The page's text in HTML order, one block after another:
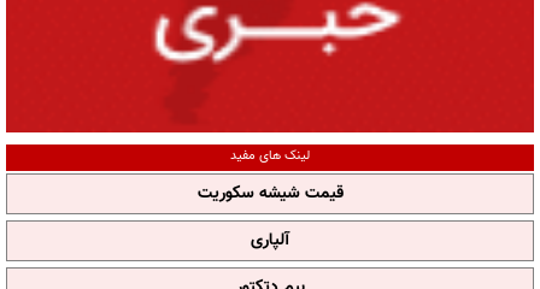
لینک های مفید
قیمت شیشه سکوریت
آلپاری